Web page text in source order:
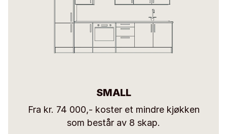
SMALL
Fra kr. 74 000,- koster et mindre kjøkken
som består av 8 skap.